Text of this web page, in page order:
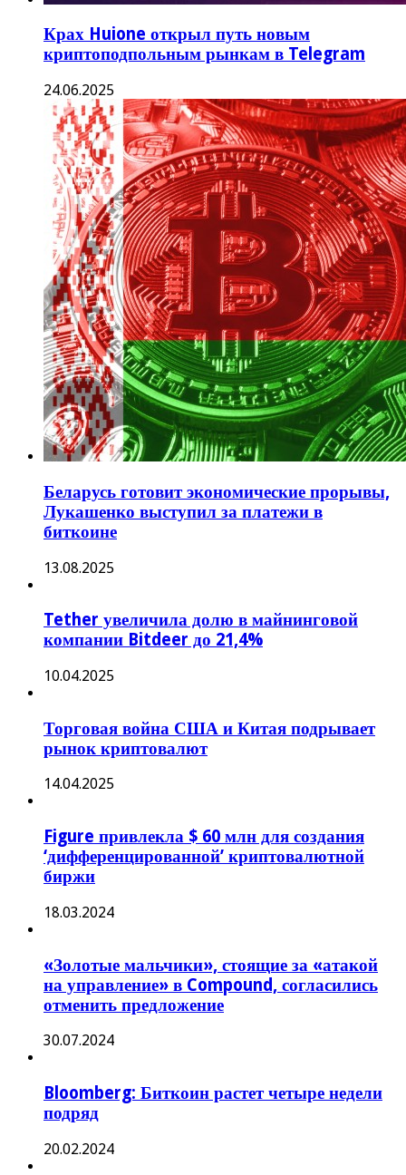
Крах Huione открыл путь новым
криптоподпольным рынкам в Telegram
24.06.2025
Беларусь готовит экономические прорывы,
Лукашенко выступил за платежи в
биткоине
13.08.2025
Tether увеличила долю в майнинговой
компании Bitdeer до 21,4%
10.04.2025
Торговая война США и Китая подрывает
рынок криптовалют
14.04.2025
Figure привлекла $ 60 млн для создания
‘дифференцированной’ криптовалютной
биржи
18.03.2024
«Золотые мальчики», стоящие за «атакой
на управление» в Compound, согласились
отменить предложение
30.07.2024
Bloomberg: Биткоин растет четыре недели
подряд
20.02.2024